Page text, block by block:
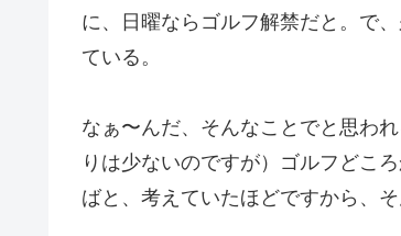
に、日曜ならゴルフ解禁だと。で
ている。
なぁ〜んだ、そんなことでと思わ
りは少ないのですが）ゴルフどこ
ばと、考えていたほどですから、